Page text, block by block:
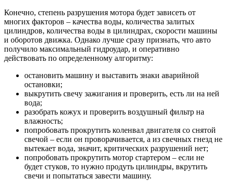
Конечно, степень разрушения мотора будет зависеть от
многих факторов – качества воды, количества залитых
цилиндров, количества воды в цилиндрах, скорости машины
и оборотов движка. Однако лучше сразу признать, что авто
получило максимальный гидроудар, и оперативно
действовать по определенному алгоритму:
остановить машину и выставить знаки аварийной
остановки;
выкрутить свечу зажигания и проверить, есть ли на ней
вода;
разобрать кожух и проверить воздушный фильтр на
влажность;
попробовать прокрутить коленвал двигателя со снятой
свечой – если он проворачивается, а из свечных гнезд не
вытекает вода, значит, критических разрушений нет;
попробовать прокрутить мотор стартером – если не
будет стуков, то нужно продуть цилиндры, вкрутить
свечи и попытаться завести машину.